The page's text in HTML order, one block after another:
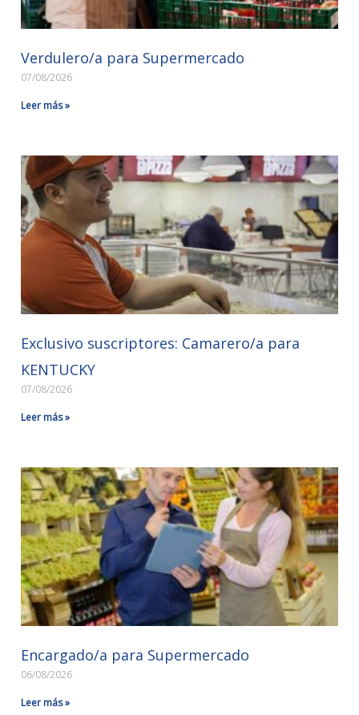
Verdulero/a para Supermercado
07/08/2026
Leer más »
Exclusivo suscriptores: Camarero/a para
KENTUCKY
07/08/2026
Leer más »
Encargado/a para Supermercado
06/08/2026
Leer más »